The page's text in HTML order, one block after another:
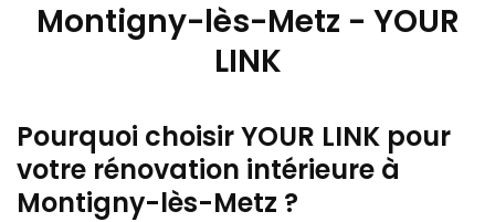
Montigny-lès-Metz - YOUR
LINK
Pourquoi choisir YOUR LINK pour
votre rénovation intérieure à
Montigny-lès-Metz ?